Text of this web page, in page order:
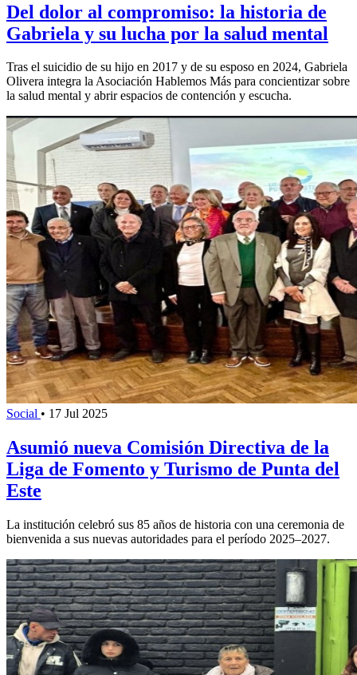
Del dolor al compromiso: la historia de
Gabriela y su lucha por la salud mental
Tras el suicidio de su hijo en 2017 y de su esposo en 2024, Gabriela
Olivera integra la Asociación Hablemos Más para concientizar sobre
la salud mental y abrir espacios de contención y escucha.
Social • 17 Jul 2025
Asumió nueva Comisión Directiva de la
Liga de Fomento y Turismo de Punta del
Este
La institución celebró sus 85 años de historia con una ceremonia de
bienvenida a sus nuevas autoridades para el período 2025–2027.